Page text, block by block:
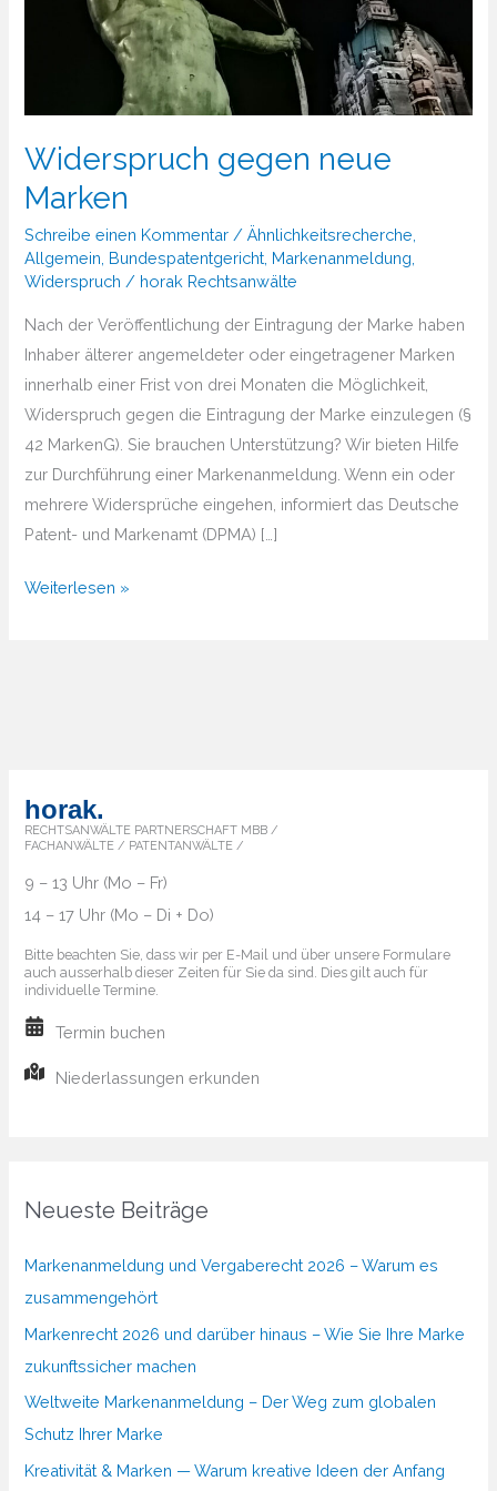
Widerspruch gegen neue
Marken
Schreibe einen Kommentar /Ähnlichkeitsrecherche
Allgemein Bundespatentgericht Markenanmeldung
Widerspruch / horak Rechtsanwälte
Nach der Veröffentlichung der Eintragung der Marke haben
Inhaber älterer angemeldeter oder eingetragener Marken
innerhalb einer Frist von drei Monaten die Möglichkeit,
Widerspruch gegen die Eintragung der Marke einzulegen (§
42 MarkenG). Sie brauchen Unterstützung?​ Wir bieten Hilfe
zur Durchführung einer Markenanmeldung. Wenn ein oder
mehrere Widersprüche eingehen, informiert das Deutsche
Patent- und Markenamt (DPMA) […]
Widerspruch
Weiterlesen »
horak.
RECHTSANWÄLTE PARTNERSCHAFT MBB /
FACHANWÄLTE / PATENTANWÄLTE /
9 – 13 Uhr (Mo – Fr)
14 – 17 Uhr (Mo – Di + Do)
Bitte beachten Sie, dass wir per E-Mail und über unsere Formulare
auch ausserhalb dieser Zeiten für Sie da sind. Dies gilt auch für
individuelle Termine.
Termin buchen
Niederlassungen erkunden
Neueste Beiträge
Markenanmeldung und Vergaberecht 2026 – Warum es
zusammengehört
Markenrecht 2026 und darüber hinaus – Wie Sie Ihre Marke
zukunftssicher machen
Weltweite Markenanmeldung – Der Weg zum globalen
Schutz Ihrer Marke
Kreativität & Marken — Warum kreative Ideen der Anfang